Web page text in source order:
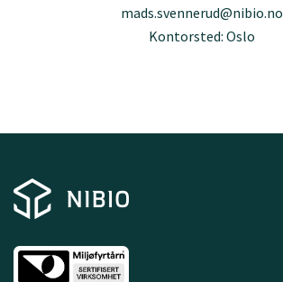
mads.svennerud@nibio.no
Kontorsted: Oslo